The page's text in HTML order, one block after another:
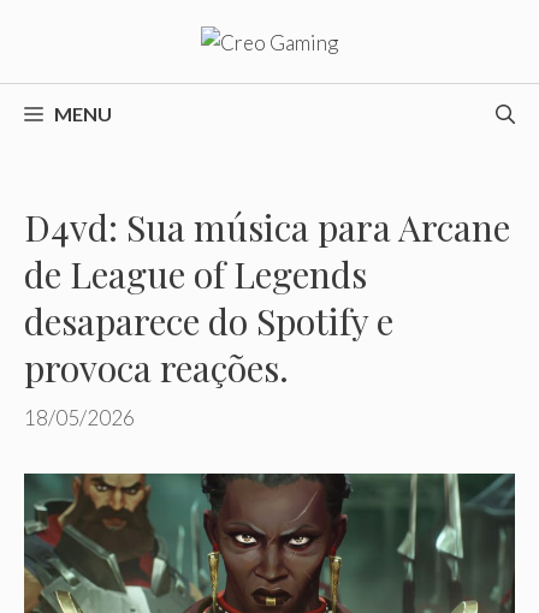
o
conteúdoMENU
D4vd: Sua música para Arcane
de League of Legends
desaparece do Spotify e
provoca reações.
18/05/2026